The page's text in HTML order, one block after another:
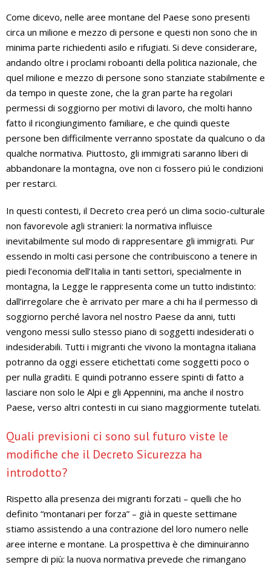
Come dicevo, nelle aree montane del Paese sono presenti
circa un milione e mezzo di persone e questi non sono che in
minima parte richiedenti asilo e rifugiati. Si deve considerare,
andando oltre i proclami roboanti della politica nazionale, che
quel milione e mezzo di persone sono stanziate stabilmente e
da tempo in queste zone, che la gran parte ha regolari
permessi di soggiorno per motivi di lavoro, che molti hanno
fatto il ricongiungimento familiare, e che quindi queste
persone ben difficilmente verranno spostate da qualcuno o da
qualche normativa. Piuttosto, gli immigrati saranno liberi di
abbandonare la montagna, ove non ci fossero piú le condizioni
per restarci.
In questi contesti, il Decreto crea peró un clima socio-culturale
non favorevole agli stranieri: la normativa influisce
inevitabilmente sul modo di rappresentare gli immigrati. Pur
essendo in molti casi persone che contribuiscono a tenere in
piedi l’economia dell’Italia in tanti settori, specialmente in
montagna, la Legge le rappresenta come un tutto indistinto:
dall’irregolare che è arrivato per mare a chi ha il permesso di
soggiorno perché lavora nel nostro Paese da anni, tutti
vengono messi sullo stesso piano di soggetti indesiderati o
indesiderabili. Tutti i migranti che vivono la montagna italiana
potranno da oggi essere etichettati come soggetti poco o
per nulla graditi. E quindi potranno essere spinti di fatto a
lasciare non solo le Alpi e gli Appennini, ma anche il nostro
Paese, verso altri contesti in cui siano maggiormente tutelati.
Quali previsioni ci sono sul futuro viste le
modifiche che il Decreto Sicurezza ha
introdotto?
Rispetto alla presenza dei migranti forzati – quelli che ho
definito “montanari per forza” – già in queste settimane
stiamo assistendo a una contrazione del loro numero nelle
aree interne e montane. La prospettiva è che diminuiranno
sempre di più: la nuova normativa prevede che rimangano